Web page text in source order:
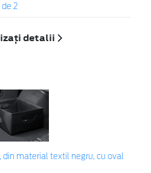
2
detalii
din material textil negru, cu oval